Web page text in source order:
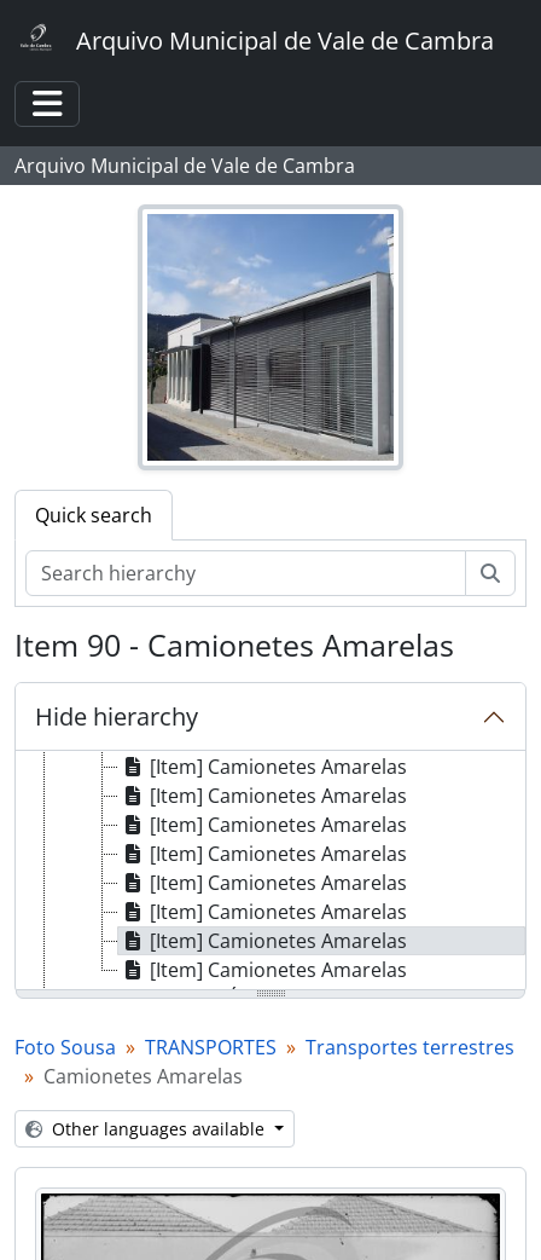
Arquivo Municipal de Vale de Cambra
Toggle navigation
Arquivo Municipal de Vale de Cambra
Quick search
Item 90 - Camionetes Amarelas
Hide hierarchy
[Item] Camionetes amarelas
[Item] Camionetes amarelas
[Item] Autocarro da Empresa de transporte Progresso, na Quinta Progresso
[Item] Camionetes amarelas
[Item] Placa publicitária
[Item] Transporte da Empresa A. Amaral & Filho
[Item] Acidente de transporte
[Item] Acidente de transporte
[Item] Coche
[Item] Camionetes amarelas
[Item] Camionetes amarelas
[Item] Transporte da Empresa Sarvinhos
[Item] Transporte da Empresa Sarvinhos
[Item] Transporte da Empresa Sarvinhos
[Item] Transporte da Empresa Sarvinhos
[Item] Camionetes amarelas
[Item] Camionetes amarelas
[Item] Camionetes Amarelas
[Item] Camionetes Amarelas
[Item] Camionetes Amarelas
[Item] Camionetes Amarelas
[Item] Camionetes Amarelas
[Item] Camionetes Amarelas
[Item] Camionetes Amarelas
[Item] Camionetes Amarelas
[Item] Camionetes Amarelas
[Item] Camionetes Amarelas
[Item] Camionetes Amarelas
[Part] OBRAS PÚBLICAS
[Part] INSTITUIÇÕES
[Part] ASSOCIAÇÕES
[Part] EMPRESAS
[Series] Álbuns de fotografias
[Series] Livros de registo de clientes
Foto Sousa TRANSPORTES
Transportes terrestres
Camionetes Amarelas
Other languages available